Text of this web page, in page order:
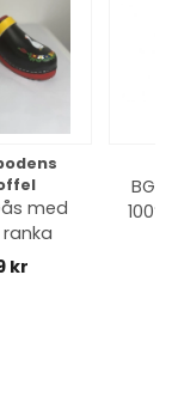
med
kr